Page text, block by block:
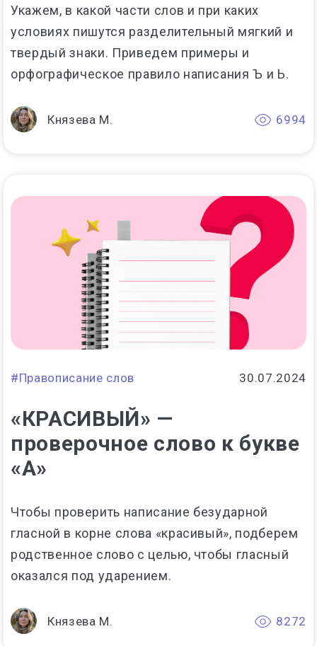
Укажем, в какой части слов и при каких
условиях пишутся разделительный мягкий и
твердый знаки. Приведем примеры и
орфографическое правило написания Ъ и Ь.
Князева М. 6994
#Правописание слов 30.07.2024
«КРАСИВЫЙ» —
проверочное слово к букве
«А»
Чтобы проверить написание безударной
гласной в корне слова «красивый», подберем
родственное слово с целью, чтобы гласный
оказался под ударением.
Князева М. 8272